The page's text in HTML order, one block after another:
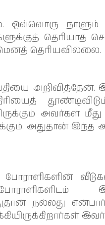
ஒவ்வொரு
தெரியாத
தெரியவில்லை.
அவர்கள் மீது
அதுதான் இந்த
நல்லது